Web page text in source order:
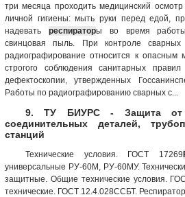
три месяца проходить медицинский
личной гигиены: мыть руки перед едой,
надевать респираторы во время
свинцовая пыль. При контроле сварных
радиографирование относится к
строгого соблюдения санитарных
дефектоскопии, утвержденных
Работы по радиографированию сварных с...
9. ТУ БИУРС - Защита от
соединительных деталей,
станций
Технические условия. ГОСТ 17269
универсальные РУ-60М, РУ-60МУ.
защитные. Общие технические условия.
технические. ГОСТ 12.4.028ССБТ.